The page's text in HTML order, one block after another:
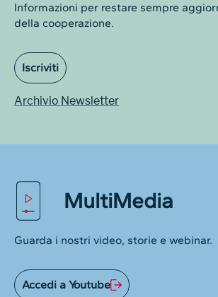
Informazioni per restare sempre
della cooperazione.
Iscriviti
Archivio Newsletter
MultiMedia
Guarda i nostri video, storie e webinar.
Accedi a Youtube